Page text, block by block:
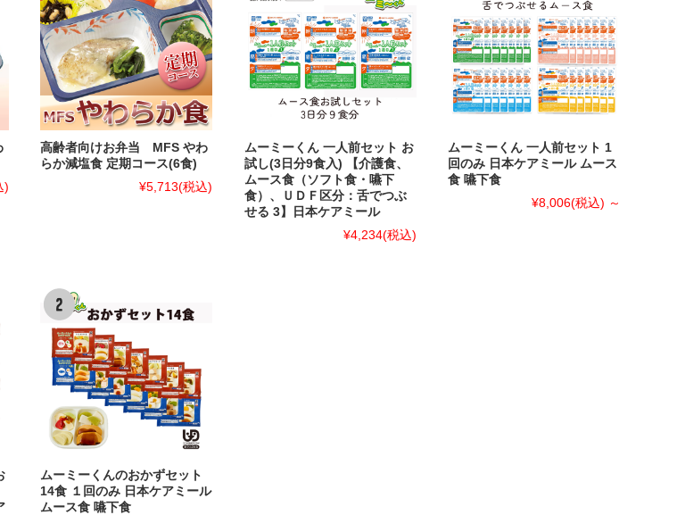
)
高齢者向けお弁当 MFS やわ
らか減塩食 定期コース(6食)
¥5,713(税込)
ムーミーくん 一人前セット お
試し(3日分9食入) 【介護食、
ムース食（ソフト食・嚥下
食）、ＵＤＦ区分：舌でつぶ
せる 3】日本ケアミール
¥4,234(税込)
ムーミーくん 一人前セット 1
回のみ 日本ケアミール ムース
食 嚥下食
¥8,006(税込) ～
ムーミーくんのおかずセット
14食 １回のみ 日本ケアミール
ムース食 嚥下食